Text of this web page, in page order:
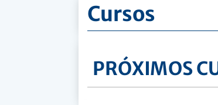
Cursos
PRÓXIMOS